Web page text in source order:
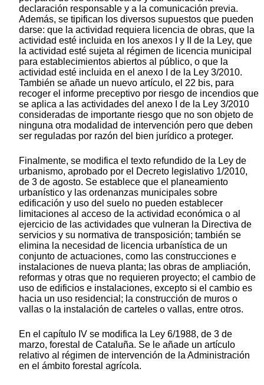
declaración responsable y a la comunicación previa.
Además, se tipifican los diversos supuestos que pueden
darse: que la actividad requiera licencia de obras, que la
actividad esté incluida en los anexos I y II de la Ley, que
la actividad esté sujeta al régimen de licencia municipal
para establecimientos abiertos al público, o que la
actividad esté incluida en el anexo I de la Ley 3/2010.
También se añade un nuevo artículo, el 22 bis, para
recoger el informe preceptivo por riesgo de incendios que
se aplica a las actividades del anexo I de la Ley 3/2010
consideradas de importante riesgo que no son objeto de
ninguna otra modalidad de intervención pero que deben
ser reguladas por razón del bien jurídico a proteger.
Finalmente, se modifica el texto refundido de la Ley de
urbanismo, aprobado por el Decreto legislativo 1/2010,
de 3 de agosto. Se establece que el planeamiento
urbanístico y las ordenanzas municipales sobre
edificación y uso del suelo no pueden establecer
limitaciones al acceso de la actividad económica o al
ejercicio de las actividades que vulneran la Directiva de
servicios y su normativa de transposición; también se
elimina la necesidad de licencia urbanística de un
conjunto de actuaciones, como las construcciones e
instalaciones de nueva planta; las obras de ampliación,
reformas y otras que no requieren proyecto; el cambio de
uso de edificios e instalaciones, excepto si el cambio es
hacia un uso residencial; la construcción de muros o
vallas o la instalación de carteles o vallas, entre otros.
En el capítulo IV se modifica la Ley 6/1988, de 3 de
marzo, forestal de Cataluña. Se le añade un artículo
relativo al régimen de intervención de la Administración
en el ámbito forestal agrícola.